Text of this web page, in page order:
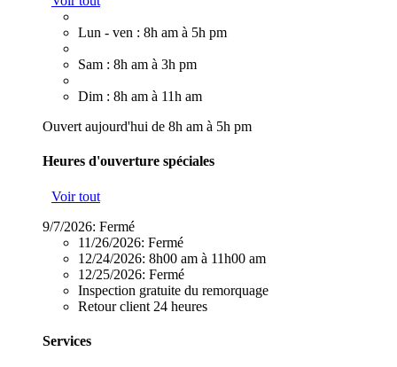
Lun - ven : 8h am à 5h pm
Sam : 8h am à 3h pm
Dim : 8h am à 11h am
Ouvert aujourd'hui de 8h am à 5h pm
Heures d'ouverture spéciales
Voir tout
9/7/2026: Fermé
11/26/2026: Fermé
12/24/2026: 8h00 am à 11h00 am
12/25/2026: Fermé
Inspection gratuite du remorquage
Retour client 24 heures
Services